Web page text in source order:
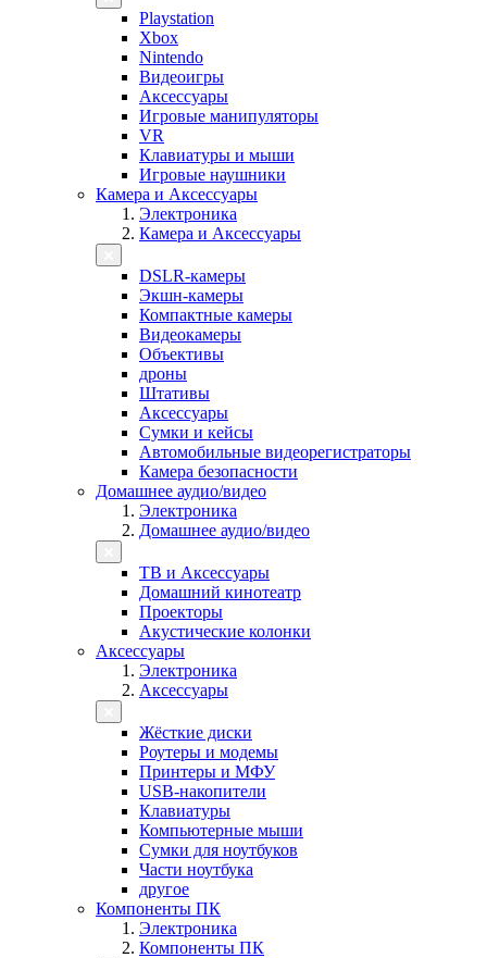
Playstation
Xbox
Nintendo
Видеоигры
Аксессуары
Игровые манипуляторы
VR
Клавиатуры и мыши
Игровые наушники
Камера и Аксессуары
Электроника
Камера и Аксессуары
DSLR-камеры
Экшн-камеры
Компактные камеры
Видеокамеры
Объективы
дроны
Штативы
Аксессуары
Сумки и кейсы
Автомобильные видеорегистраторы
Камера безопасности
Домашнее аудио/видео
Электроника
Домашнее аудио/видео
ТВ и Аксессуары
Домашний кинотеатр
Проекторы
Акустические колонки
Аксессуары
Электроника
Аксессуары
Жёсткие диски
Роутеры и модемы
Принтеры и МФУ
USB-накопители
Клавиатуры
Компьютерные мыши
Сумки для ноутбуков
Части ноутбука
другое
Компоненты ПК
Электроника
Компоненты ПК